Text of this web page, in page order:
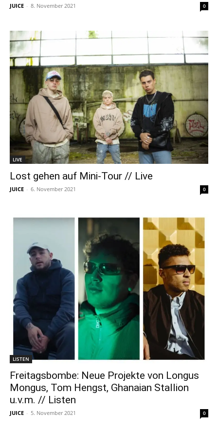
JUICE - 8. November 2021 0
LIVE
Lost gehen auf Mini-Tour // Live
JUICE - 6. November 2021 0
LISTEN
Freitagsbombe: Neue Projekte von Longus
Mongus, Tom Hengst, Ghanaian Stallion
u.v.m. // Listen
JUICE - 5. November 2021 0